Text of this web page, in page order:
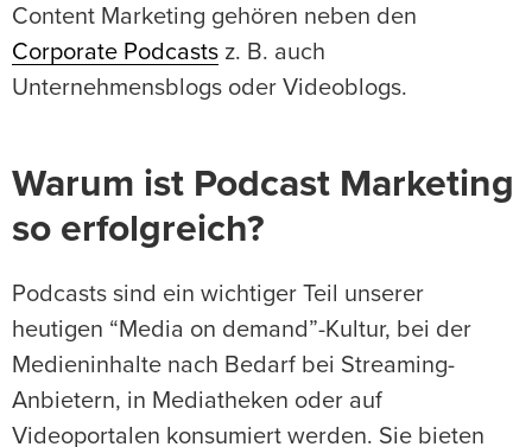
Content Marketing gehören neben den
Corporate Podcasts z. B. auch
Unternehmensblogs oder Videoblogs.
Warum ist Podcast Marketing
so erfolgreich?
Podcasts sind ein wichtiger Teil unserer
heutigen “Media on demand”-Kultur, bei der
Medieninhalte nach Bedarf bei Streaming-
Anbietern, in Mediatheken oder auf
Videoportalen konsumiert werden. Sie bieten